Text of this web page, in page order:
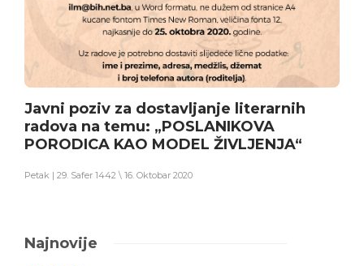
Javni poziv za dostavljanje literarnih
radova na temu: „POSLANIKOVA
PORODICA KAO MODEL ŽIVLJENJA“
Petak | 29. Safer 1442 \ 16. Oktobar 2020
Najnovije